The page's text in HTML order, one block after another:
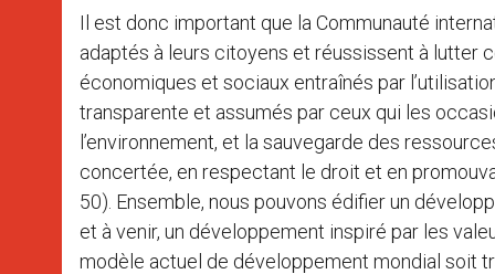
Il est donc important que la Communauté
adaptés à leurs citoyens et réussissent à lutter
économiques et sociaux entraînés par
transparente et assumés par ceux qui les
l’environnement, et la sauvegarde des
concertée, en respectant le droit et en
50). Ensemble, nous pouvons édifier un
et à venir, un développement inspiré par les
modèle actuel de développement mondial soit